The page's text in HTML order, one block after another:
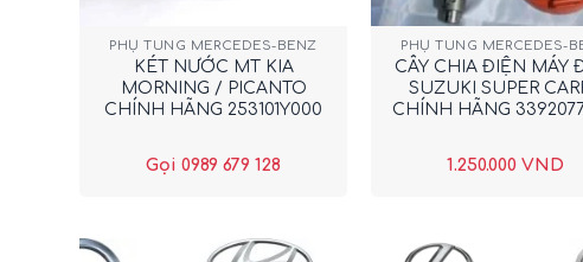
PHỤ TÙNG MERCEDES-BENZ
KÉT NƯỚC MT KIA
MORNING / PICANTO
CHÍNH HÃNG 253101Y000
Gọi 0989 679 128
PHỤ TÙNG MERCEDES-
CÂY CHIA ĐIỆN MÁY
SUZUKI SUPER
CHÍNH HÃNG
1.250.000 VND